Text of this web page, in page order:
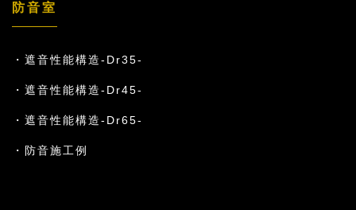
防音室
遮音性能構造-Dr35-
遮音性能構造-Dr45-
遮音性能構造-Dr65-
防音施工例